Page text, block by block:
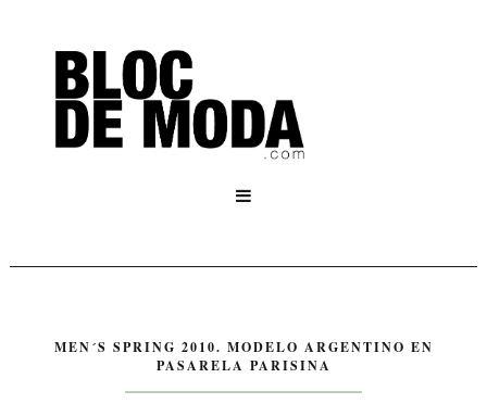

MEN´S SPRING 2010. MODELO ARGENTINO EN
PASARELA PARISINA